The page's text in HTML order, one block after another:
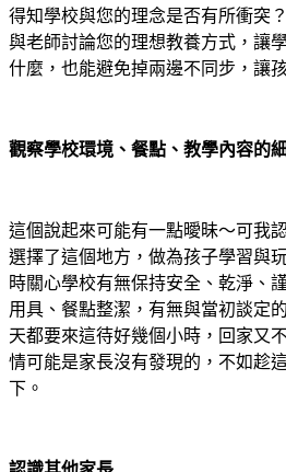
得知學校與您的理念是否有所衝突
與老師討論您的理想教養方式，讓
什麼，也能避免掉兩邊不同步，讓
觀察學校環境、餐點、教學內容的
這個說起來可能有一點曖昧～可我
選擇了這個地方，做為孩子學習與
時關心學校有無保持安全、乾淨、
用具、餐點整潔，有無與當初談定
天都要來這待好幾個小時，回家又
情可能是家長沒有發現的，不如趁
下。